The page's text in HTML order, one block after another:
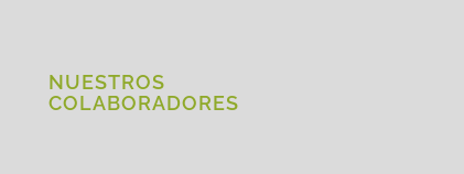
NUESTROS
COLABORADORES